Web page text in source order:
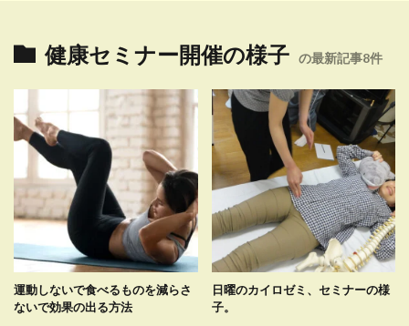
健康セミナー開催の様子 の最新記事8件
運動しないで食べるものを減らさ
ないで効果の出る方法
日曜のカイロゼミ、セミナーの様
子。